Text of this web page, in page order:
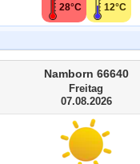
28°C 12°C
Namborn 66640
Freitag
07.08.2026